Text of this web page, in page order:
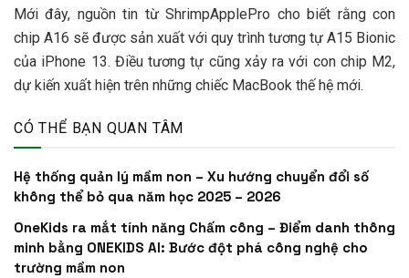
Mới đây, nguồn tin từ ShrimpApplePro cho biết rằng con
chip A16 sẽ được sản xuất với quy trình tương tự A15 Bionic
của iPhone 13. Điều tương tự cũng xảy ra với con chip M2,
dự kiến xuất hiện trên những chiếc MacBook thế hệ mới.
CÓ THỂ BẠN QUAN TÂM
Hệ thống quản lý mầm non – Xu hướng chuyển đổi số
không thể bỏ qua năm học 2025 – 2026
OneKids ra mắt tính năng Chấm công – Điểm danh thông
minh bằng ONEKIDS AI: Bước đột phá công nghệ cho
trường mầm non